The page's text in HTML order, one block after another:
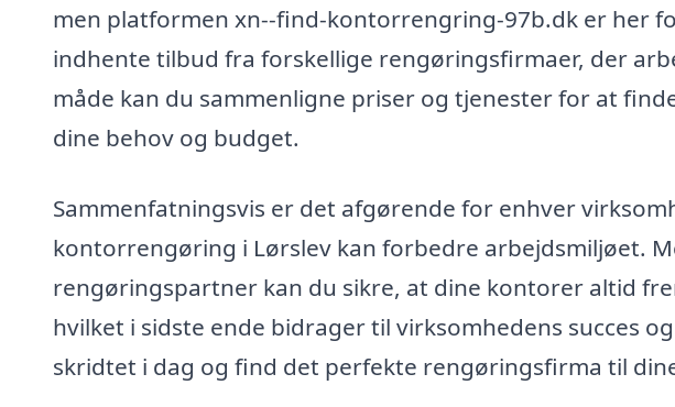
men platformen xn--find-kontorrengring-97b.dk er her
indhente tilbud fra forskellige rengøringsfirmaer, der
måde kan du sammenligne priser og tjenester for at
dine behov og budget.
Sammenfatningsvis er det afgørende for enhver
kontorrengøring i Lørslev kan forbedre arbejdsmiljøet.
rengøringspartner kan du sikre, at dine kontorer altid
hvilket i sidste ende bidrager til virksomhedens succes
skridtet i dag og find det perfekte rengøringsfirma til